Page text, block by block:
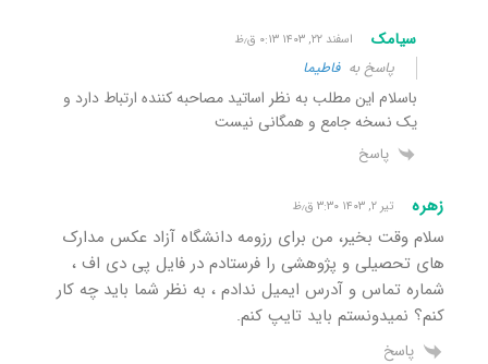
سیامک اسفند ۲۲, ۱۴۰۳ ۰:۱۳ ق٫ظ
پاسخ بهفاطیما
باسلام این مطلب به نظر اساتید مصاحبه کننده ارتباط دارد و
یک نسخه جامع و همگانی نیست
پاسخ
زهره تیر ۲, ۱۴۰۳ ۳:۳۰ ق٫ظ
سلام وقت بخیر، من برای رزومه دانشگاه آزاد عکس مدارک
های تحصیلی و پژوهشی را فرستادم در فایل پی دی اف ،
شماره تماس و آدرس ایمیل ندادم ، به نظر شما باید چه کار
کنم؟ نمیدونستم باید تایپ کنم.
پاسخ